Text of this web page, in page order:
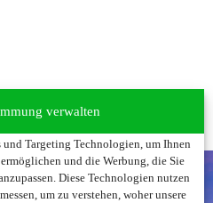
verwalten
Targeting Technologien, um Ihnen
und die Werbung, die Sie
Diese Technologien nutzen
um zu verstehen, woher unsere